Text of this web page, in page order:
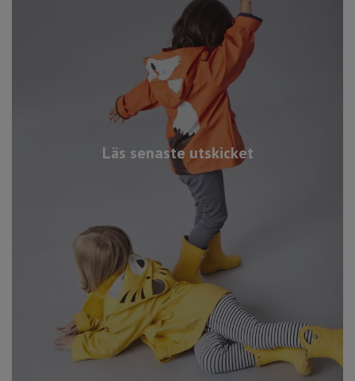
Läs senaste utskicket